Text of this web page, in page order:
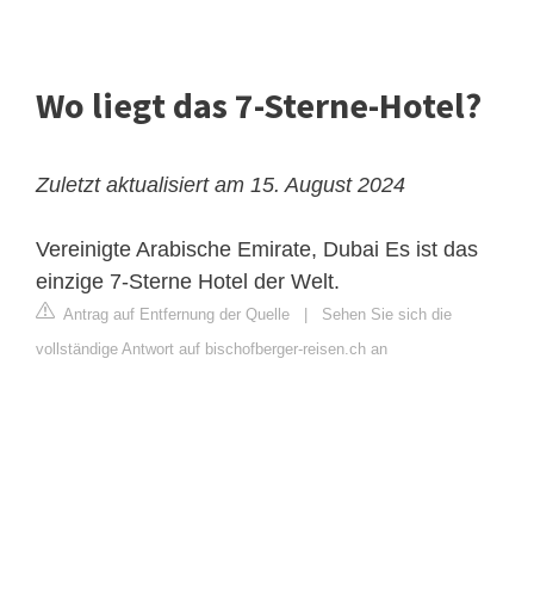
Wo liegt das 7-Sterne-Hotel?
Zuletzt aktualisiert am 15. August 2024
Vereinigte Arabische Emirate, Dubai Es ist das
einzige 7-Sterne Hotel der Welt.
Antrag auf Entfernung der Quelle
Sehen Sie sich die
vollständige Antwort auf bischofberger-reisen.ch an